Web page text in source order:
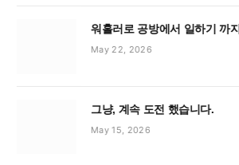
워홀러로 공방에서 일하기 까지
May 22, 2026
그냥, 계속 도전 했습니다.
May 15, 2026